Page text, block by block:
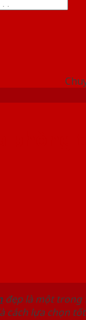
đẹp là một trong
cách lựa chọn